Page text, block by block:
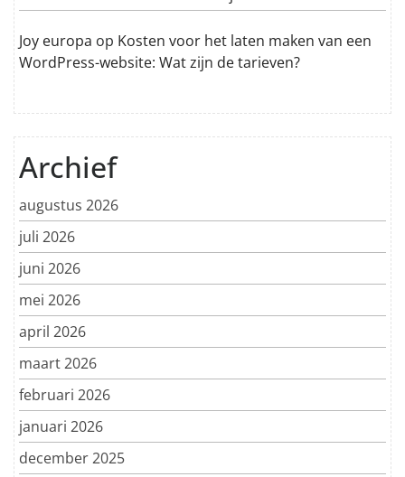
Joy europa op Kosten voor het laten maken van een
WordPress-website: Wat zijn de tarieven?
Archief
augustus 2026
juli 2026
juni 2026
mei 2026
april 2026
maart 2026
februari 2026
januari 2026
december 2025